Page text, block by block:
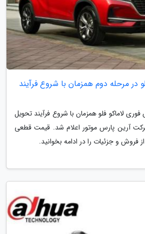
در مرحله دوم همزمان با شروع فرآیند
لاماکو فلو همزمان با شروع فرآیند تحویل
آرین پارس موتور اعلام شد. قیمت قطعی
فروش و جزئیات را در ادامه بخوانید.